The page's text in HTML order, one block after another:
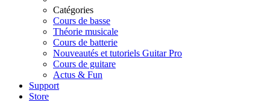
Catégories
Cours de basse
Théorie musicale
Cours de batterie
Nouveautés et tutoriels Guitar Pro
Cours de guitare
Actus & Fun
Support
Store